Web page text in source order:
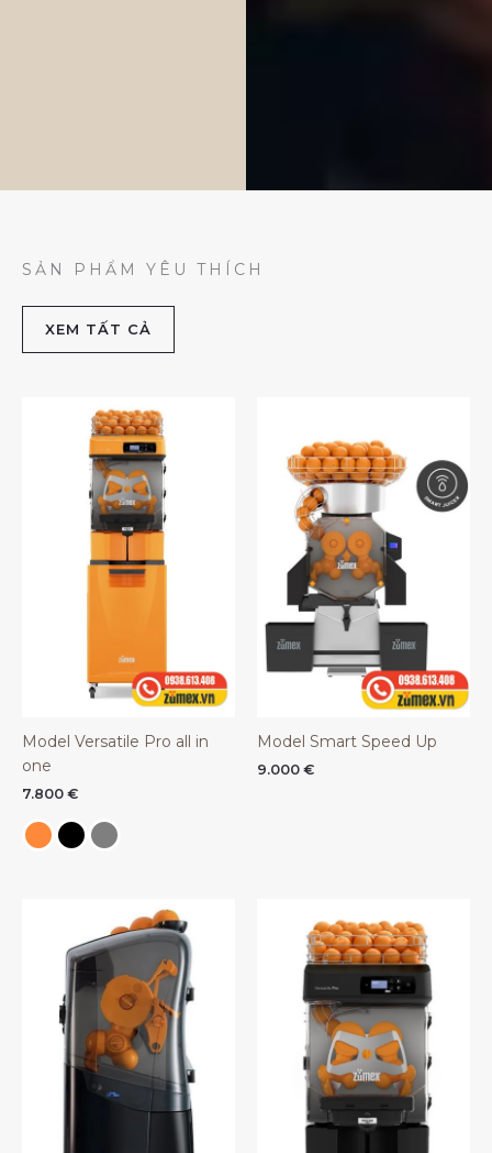
SẢN PHẨM YÊU THÍCH
XEM TẤT CẢ
Model Versatile Pro all in
one
7.800 €
Model Smart Speed Up
9.000 €